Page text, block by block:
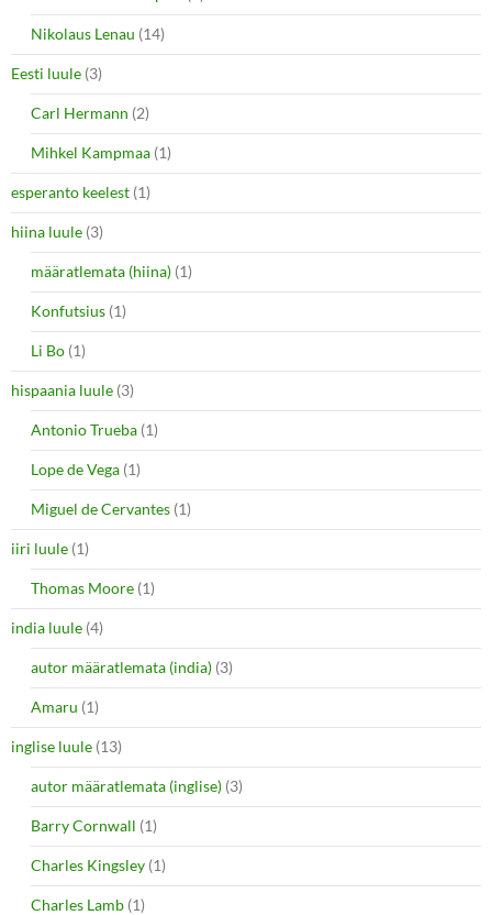
Nikolaus Lenau (14)
Eesti luule (3)
Carl Hermann (2)
Mihkel Kampmaa (1)
esperanto keelest (1)
hiina luule (3)
määratlemata (hiina) (1)
Konfutsius (1)
Li Bo (1)
hispaania luule (3)
Antonio Trueba (1)
Lope de Vega (1)
Miguel de Cervantes (1)
iiri luule (1)
Thomas Moore (1)
india luule (4)
autor määratlemata (india) (3)
Amaru (1)
inglise luule (13)
autor määratlemata (inglise) (3)
Barry Cornwall (1)
Charles Kingsley (1)
Charles Lamb (1)